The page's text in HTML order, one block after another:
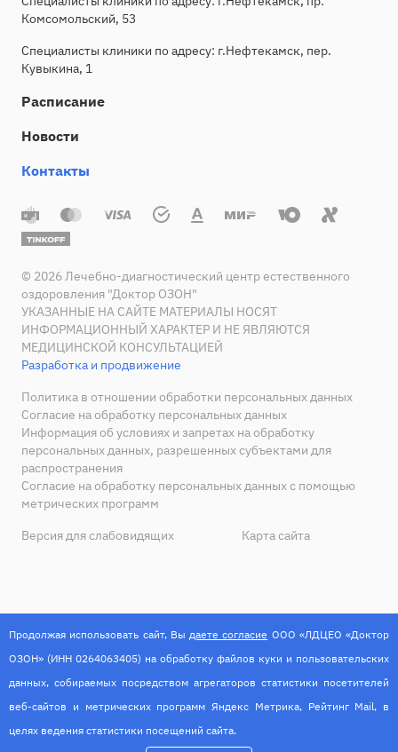
Комсомольский, 53
Специалисты клиники по адресу: г.Нефтекамск, пер.
Кувыкина, 1
Расписание
Новости
Контакты
© 2026 Лечебно-диагностический центр естественного
оздоровления "Доктор ОЗОН"
УКАЗАННЫЕ НА САЙТЕ МАТЕРИАЛЫ НОСЯТ
ИНФОРМАЦИОННЫЙ ХАРАКТЕР И НЕ ЯВЛЯЮТСЯ
МЕДИЦИНСКОЙ КОНСУЛЬТАЦИЕЙ
Разработка и продвижение
Политика в отношении обработки персональных данных
Согласие на обработку персональных данных
Информация об условиях и запретах на обработку
персональных данных, разрешенных субъектами для
распространения
Согласие на обработку персональных данных с помощью
метрических программ
Версия для слабовидящих
Карта сайта
Продолжая использовать сайт, Вы даете согласие ООО «ЛДЦЕО «Доктор
ОЗОН» (ИНН 0264063405) на обработку файлов куки и пользовательских
данных, собираемых посредством агрегаторов статистики посетителей
веб-сайтов и метрических программ Яндекс Метрика, Рейтинг Mail, в
целях ведения статистики посещений сайта.